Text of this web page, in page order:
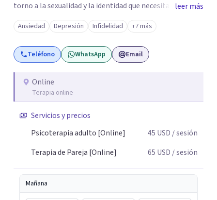
torno a la sexualidad y la identidad que necesitan un
espacio seguro para ser habladas. Mi orientación teórica
integra una mirada Humanista-Relacional con Terapia
Breve, donde el modo en que te vinculas ocupa un lugar
central: cómo te relacionas contigo, con las demás
psicoterapia, cuento con especialización en sexoterapia,
por lo que también acompaño temas de salud sexual,
dificultades en el deseo, intimidad, orientación o
identidad. Busco que el espacio terapéutico sea un lugar
respeto y libertad. Trabajo con objetivos claros y
realistas, sin fórmulas rígidas: combinamos profundidad
emocional con una mirada práctica sobre tu vida diaria.
leer más
Ansiedad Depresión Infidelidad +7 más
Teléfono WhatsApp Email
Online
Terapia online
Servicios y precios
Psicoterapia adulto [Online]
45 USD / sesión
Terapia de Pareja [Online]
65 USD / sesión
Mañana